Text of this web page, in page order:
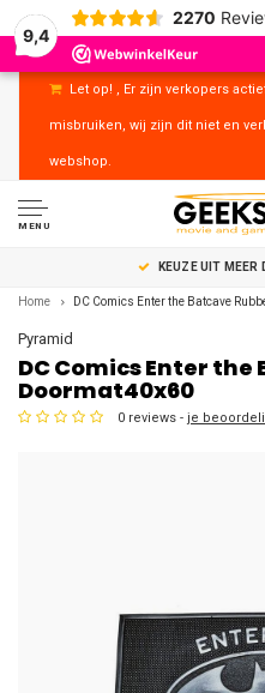
9,4
2270
Let op! , Er zijn verkopers
misbruiken, wij zijn dit niet en
webshop.
MENU
KEUZE UIT MEER
Home DC Comics Enter the Batcave
Pyramid
DC Comics Enter the
Doormat40x60
0 reviews - je